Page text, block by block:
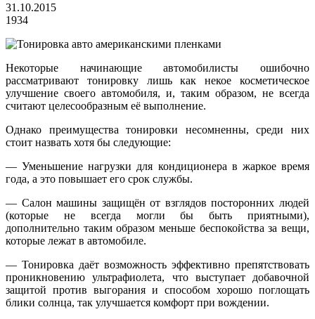
31.10.2015
1934
Некоторые начинающие автомобилисты ошибочно
рассматривают тонировку лишь как некое косметическое
улучшение своего автомобиля, и, таким образом, не всегда
считают целесообразным её выполнение.
Однако преимущества тонировки несомненны, среди них
стоит назвать хотя бы следующие:
— Уменьшение нагрузки для кондиционера в жаркое время
года, а это повышает его срок службы.
— Салон машины защищён от взглядов посторонних людей
(которые не всегда могли бы быть приятными),
дополнительно таким образом меньше беспокойства за вещи,
которые лежат в автомобиле.
— Тонировка даёт возможность эффективно препятствовать
проникновению ультрафиолета, что выступает добавочной
защитой против выгорания и способом хорошо поглощать
блики солнца, так улучшается комфорт при вождении.